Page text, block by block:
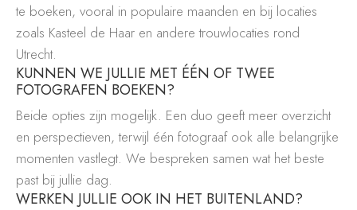
te boeken, vooral in populaire maanden en bij locaties
zoals Kasteel de Haar en andere trouwlocaties rond
Utrecht.
KUNNEN WE JULLIE MET ÉÉN OF TWEE
FOTOGRAFEN BOEKEN?
Beide opties zijn mogelijk. Een duo geeft meer overzicht
en perspectieven, terwijl één fotograaf ook alle belangrijke
momenten vastlegt. We bespreken samen wat het beste
past bij jullie dag.
WERKEN JULLIE OOK IN HET BUITENLAND?